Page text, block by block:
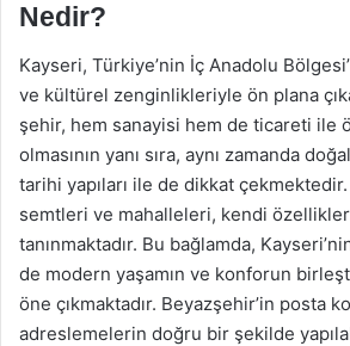
Nedir?
Kayseri, Türkiye’nin İç Anadolu
ve kültürel zenginlikleriyle ön plana
şehir, hem sanayisi hem de ticareti ile
olmasının yanı sıra, aynı zamanda
tarihi yapıları ile de dikkat
semtleri ve mahalleleri, kendi
tanınmaktadır. Bu bağlamda,
de modern yaşamın ve konforun
öne çıkmaktadır. Beyazşehir’in posta
adreslemelerin doğru bir şekilde